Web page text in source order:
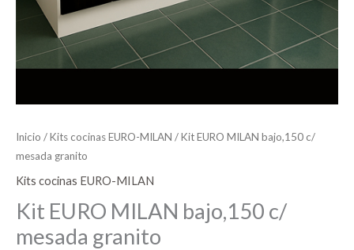
Inicio /Kits cocinas EURO-MILAN / Kit EURO MILAN bajo,150 c/
mesada granito
Kits cocinas EURO-MILAN
Kit EURO MILAN bajo,150 c/
mesada granito